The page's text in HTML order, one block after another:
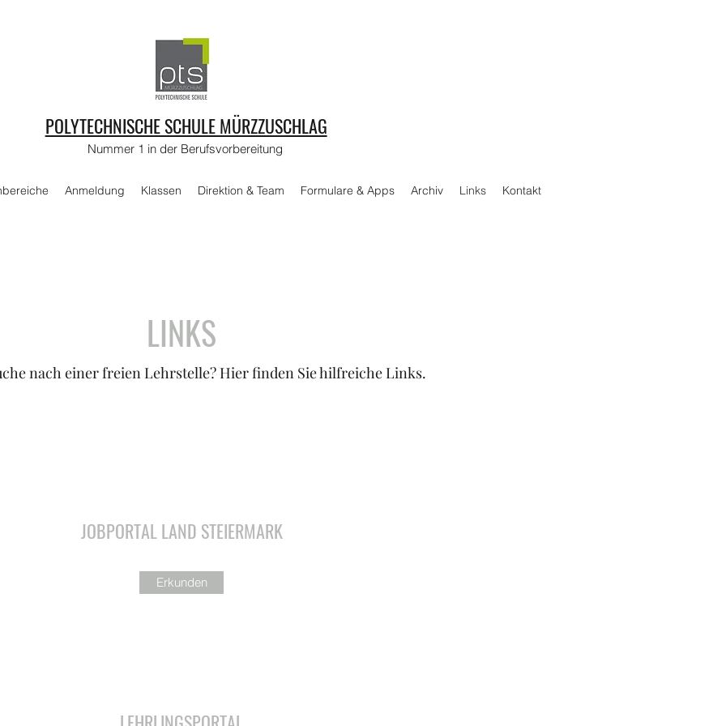
POLYTECHNISCHE SCHULE MÜRZZUSCHLAG
Nummer 1 in der Berufsvorbereitung
Anmeldung Klassen Direktion & Team Formulare & Apps Archiv Links Kontakt
LINKS
nach einer freien Lehrstelle? Hier finden Sie hilfreiche Links.
JOBPORTAL LAND STEIERMARK
Erkunden